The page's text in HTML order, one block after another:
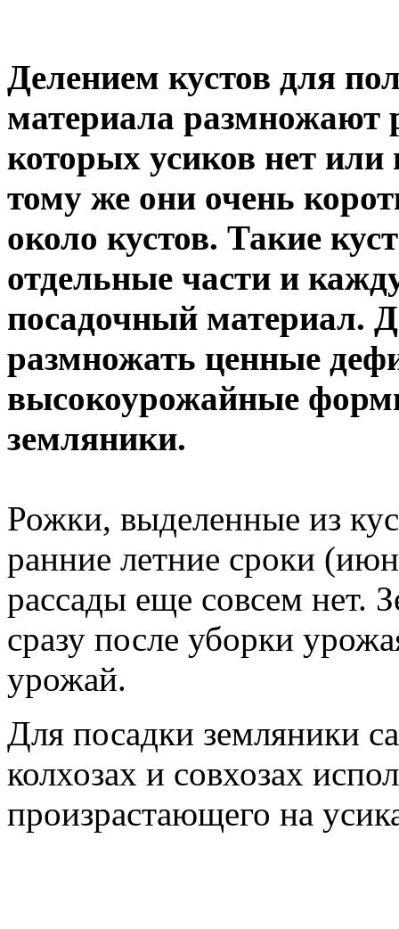
Делением кустов для
материала размножают
которых усиков нет или
тому же они очень
около кустов. Такие
отдельные части и
посадочный материал.
размножать ценные
высокоурожайные
земляники.
Рожки, выделенные из
ранние летние сроки
рассады еще совсем нет.
сразу после уборки
урожай.
Для посадки земляники
колхозах и совхозах
произрастающего на